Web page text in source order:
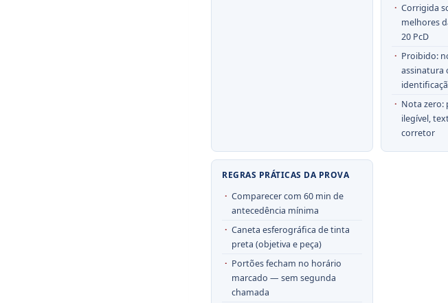
Corrigida
melhores
20 PcD
Proibido:
assinatura
Nota zero:
ilegível,
corretor
REGRAS PRÁTICAS DA PROVA
Comparecer com 60 min de
antecedência mínima
Caneta esferográfica de tinta
preta (objetiva e peça)
Portões fecham no horário
marcado — sem segunda
chamada